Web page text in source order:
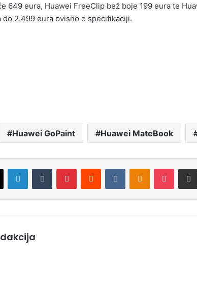
649 eura, Huawei FreeClip bež boje 199 eura te
do 2.499 eura ovisno o specifikaciji.
Huawei GoPaint Huawei MateBook